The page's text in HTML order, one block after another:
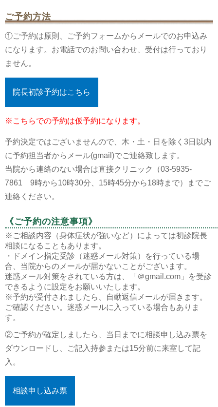
ご予約方法
①ご予約は原則、ご予約フォームからメールでのお申込み
になります。お電話でのお問い合わせ、受付は行っており
ません。
院長初診予約はこちら
※こちらでの予約は仮予約になります。
予約決定ではございませんので、木・土・日を除く3日以内
に予約担当者からメール(gmail)でご連絡致します。
当院から連絡のない場合は直接クリニック（03-5935-
7861 9時から10時30分、15時45分から18時まで）までご
連絡ください。
《ご予約の注意事項》
※ご相談内容（身体症状が強いなど）によっては初診院長
相談になることもあります。
・ドメイン指定受診（迷惑メール対策）を行っている場
合、当院からのメールが届かないことがございます。
迷惑メール対策をされている方は、「＠gmail.com」を受診
できるように設定をお願いいたします。
※予約が受付されましたら、自動返信メールが届きます。
ご確認ください。迷惑メールに入っている場合もありま
す。
②ご予約が確定しましたら、当日までに相談申し込み票を
ダウンロードし、ご記入持参または15分前に来室して記
入。
相談申し込み票